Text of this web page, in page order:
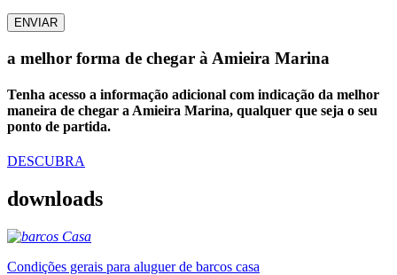
ENVIAR
a melhor forma de chegar à Amieira Marina
Tenha acesso a informação adicional com indicação da melhor
maneira de chegar a Amieira Marina, qualquer que seja o seu
ponto de partida.
DESCUBRA
downloads
Condições gerais para aluguer de barcos casa